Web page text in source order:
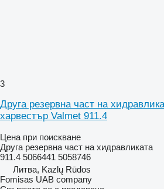
3
Друга резервна част на
харвестър Valmet 911.4
Цена при поискване
Друга резервна част на хидравликата
911.4 5066441 5058746
Литва, Kazlų Rūdos
Fomisas UAB company